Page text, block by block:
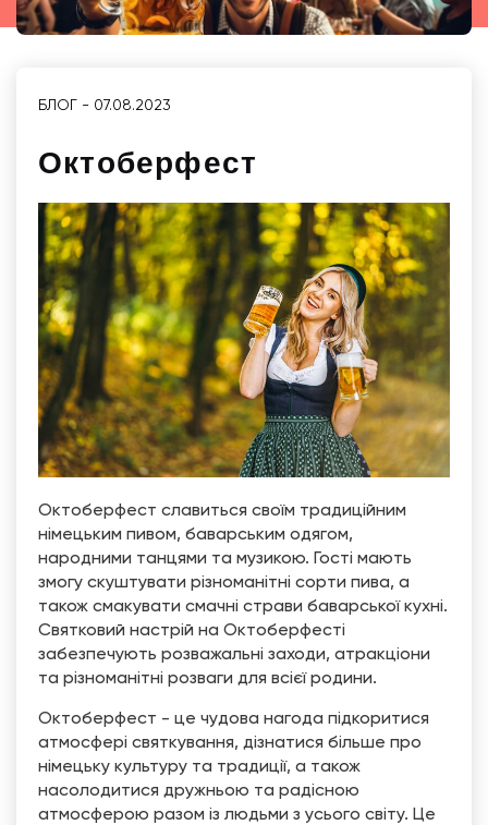
БЛОГ - 07.08.2023
Октоберфест
Октоберфест славиться своїм традиційним
німецьким пивом, баварським одягом,
народними танцями та музикою. Гості мають
змогу скуштувати різноманітні сорти пива, а
також смакувати смачні страви баварської кухні.
Святковий настрій на Октоберфесті
забезпечують розважальні заходи, атракціони
та різноманітні розваги для всієї родини.
Октоберфест - це чудова нагода підкоритися
атмосфері святкування, дізнатися більше про
німецьку культуру та традиції, а також
насолодитися дружньою та радісною
атмосферою разом із людьми з усього світу. Це